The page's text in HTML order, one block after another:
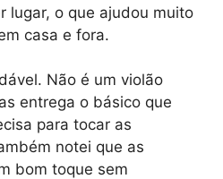
lugar, o que ajudou muito
casa e fora.
Não é um violão
entrega o básico que
para tocar as
notei que as
bom toque sem